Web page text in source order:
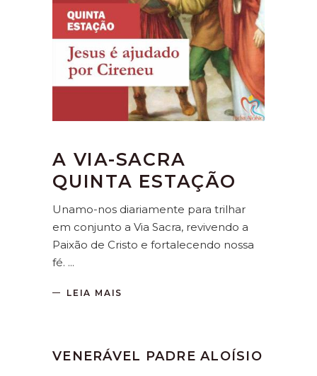
A VIA-SACRA
QUINTA ESTAÇÃO
Unamo-nos diariamente para trilhar
em conjunto a Via Sacra, revivendo a
Paixão de Cristo e fortalecendo nossa
fé.
LEIA MAIS
VENERÁVEL PADRE ALOÍSIO